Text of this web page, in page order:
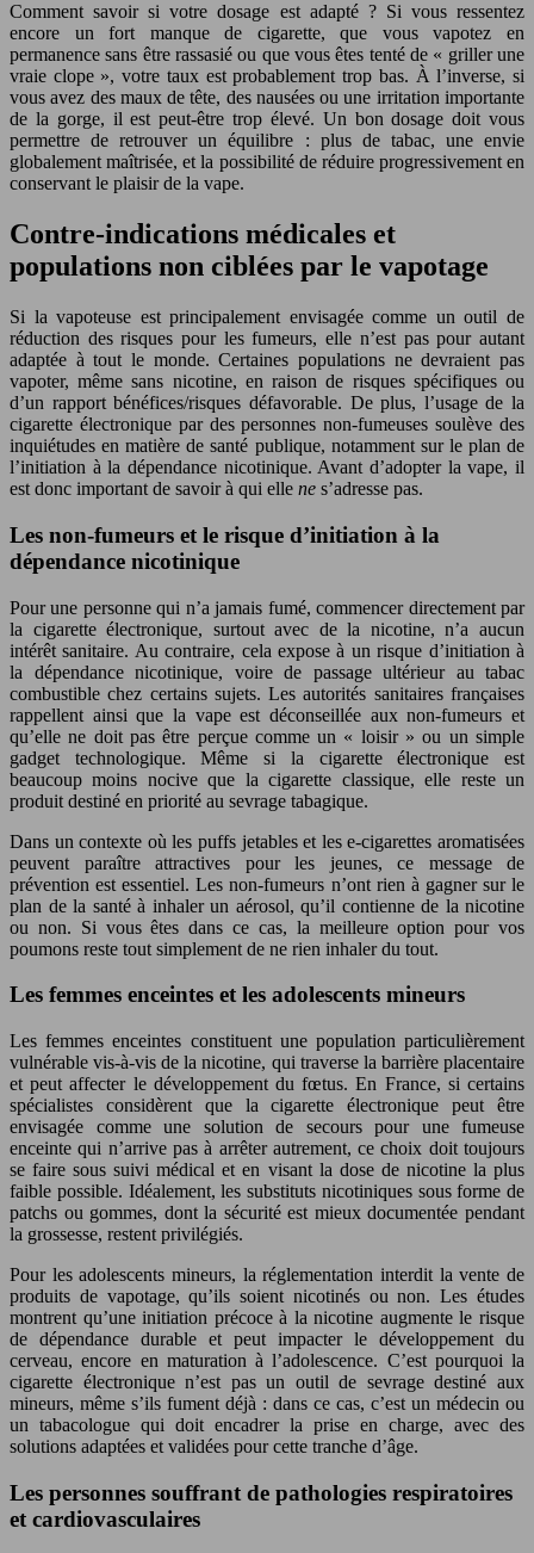
Comment savoir si votre dosage est adapté ? Si vous ressentez
encore un fort manque de cigarette, que vous vapotez en
permanence sans être rassasié ou que vous êtes tenté de « griller une
vraie clope », votre taux est probablement trop bas. À l’inverse, si
vous avez des maux de tête, des nausées ou une irritation importante
de la gorge, il est peut-être trop élevé. Un bon dosage doit vous
permettre de retrouver un équilibre : plus de tabac, une envie
globalement maîtrisée, et la possibilité de réduire progressivement en
conservant le plaisir de la vape.
Contre-indications médicales et
populations non ciblées par le vapotage
Si la vapoteuse est principalement envisagée comme un outil de
réduction des risques pour les fumeurs, elle n’est pas pour autant
adaptée à tout le monde. Certaines populations ne devraient pas
vapoter, même sans nicotine, en raison de risques spécifiques ou
d’un rapport bénéfices/risques défavorable. De plus, l’usage de la
cigarette électronique par des personnes non-fumeuses soulève des
inquiétudes en matière de santé publique, notamment sur le plan de
l’initiation à la dépendance nicotinique. Avant d’adopter la vape, il
est donc important de savoir à qui elle ne s’adresse pas.
Les non-fumeurs et le risque d’initiation à la
dépendance nicotinique
Pour une personne qui n’a jamais fumé, commencer directement par
la cigarette électronique, surtout avec de la nicotine, n’a aucun
intérêt sanitaire. Au contraire, cela expose à un risque d’initiation à
la dépendance nicotinique, voire de passage ultérieur au tabac
combustible chez certains sujets. Les autorités sanitaires françaises
rappellent ainsi que la vape est déconseillée aux non-fumeurs et
qu’elle ne doit pas être perçue comme un « loisir » ou un simple
gadget technologique. Même si la cigarette électronique est
beaucoup moins nocive que la cigarette classique, elle reste un
produit destiné en priorité au sevrage tabagique.
Dans un contexte où les puffs jetables et les e-cigarettes aromatisées
peuvent paraître attractives pour les jeunes, ce message de
prévention est essentiel. Les non-fumeurs n’ont rien à gagner sur le
plan de la santé à inhaler un aérosol, qu’il contienne de la nicotine
ou non. Si vous êtes dans ce cas, la meilleure option pour vos
poumons reste tout simplement de ne rien inhaler du tout.
Les femmes enceintes et les adolescents mineurs
Les femmes enceintes constituent une population particulièrement
vulnérable vis-à-vis de la nicotine, qui traverse la barrière placentaire
et peut affecter le développement du fœtus. En France, si certains
spécialistes considèrent que la cigarette électronique peut être
envisagée comme une solution de secours pour une fumeuse
enceinte qui n’arrive pas à arrêter autrement, ce choix doit toujours
se faire sous suivi médical et en visant la dose de nicotine la plus
faible possible. Idéalement, les substituts nicotiniques sous forme de
patchs ou gommes, dont la sécurité est mieux documentée pendant
la grossesse, restent privilégiés.
Pour les adolescents mineurs, la réglementation interdit la vente de
produits de vapotage, qu’ils soient nicotinés ou non. Les études
montrent qu’une initiation précoce à la nicotine augmente le risque
de dépendance durable et peut impacter le développement du
cerveau, encore en maturation à l’adolescence. C’est pourquoi la
cigarette électronique n’est pas un outil de sevrage destiné aux
mineurs, même s’ils fument déjà : dans ce cas, c’est un médecin ou
un tabacologue qui doit encadrer la prise en charge, avec des
solutions adaptées et validées pour cette tranche d’âge.
Les personnes souffrant de pathologies respiratoires
et cardiovasculaires